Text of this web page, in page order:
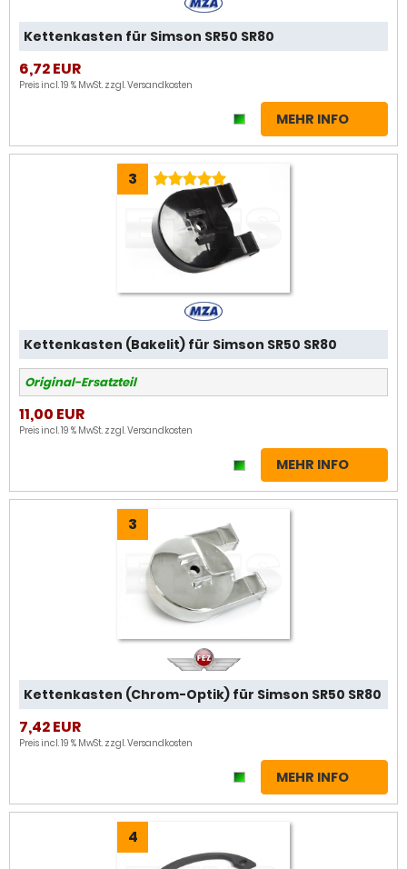
Kettenkasten für Simson SR50 SR80
6,72 EUR
Preis incl. 19 % MwSt. zzgl.Versandkosten
MEHR INFO
3
Kettenkasten (Bakelit) für Simson SR50 SR80
Original-Ersatzteil
11,00 EUR
Preis incl. 19 % MwSt. zzgl.Versandkosten
MEHR INFO
3
Kettenkasten (Chrom-Optik) für Simson SR50 SR80
7,42 EUR
Preis incl. 19 % MwSt. zzgl.Versandkosten
MEHR INFO
4